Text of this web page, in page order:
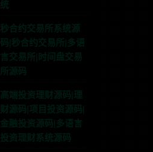
统
秒合约交易所系统源
码|秒合约交易所|多语
言交易所|时间盘交易
所源码
高端投资理财源码|理
财源码|项目投资源码|
金融投资源码|多语言
投资理财系统源码